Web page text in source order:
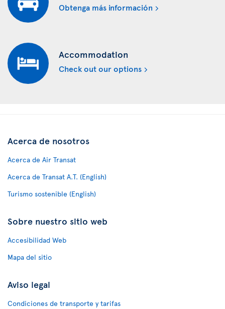
Obtenga más información
Accommodation
Check out our options
Acerca de nosotros
Acerca de Air Transat
Acerca de Transat A.T. (English)
Turismo sostenible (English)
Sobre nuestro sitio web
Accesibilidad Web
Mapa del sitio
Aviso legal
Condiciones de transporte y tarifas